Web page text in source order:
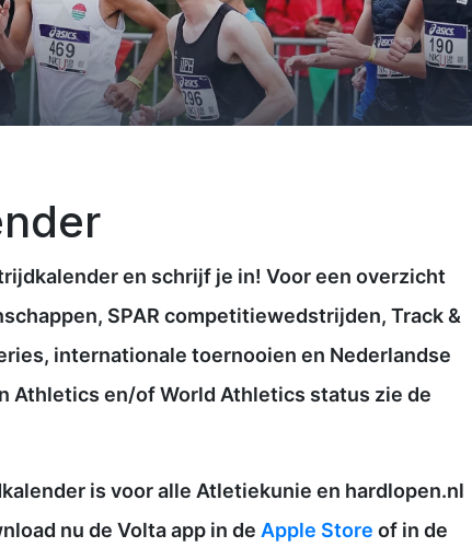
en schrijf je in! Voor een overzicht
SPAR competitiewedstrijden, Track &
internationale toernooien en Nederlandse
Athletics en/of World Athletics status zie de
is voor alle Atletiekunie en hardlopen.nl
nu de Volta app in de Apple Store of in de